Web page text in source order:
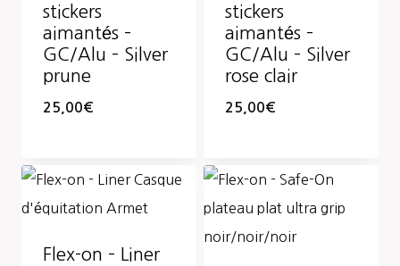
stickers
aimantés –
GC/Alu – Silver
prune
25,00€
stickers
aimantés –
GC/Alu – Silver
rose clair
25,00€
Flex-on – Liner